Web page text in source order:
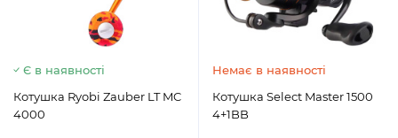
Є в наявності
Котушка Ryobi Zauber LT MC
4000
Немає в наявності
Котушка Select Master 1500
4+1BB